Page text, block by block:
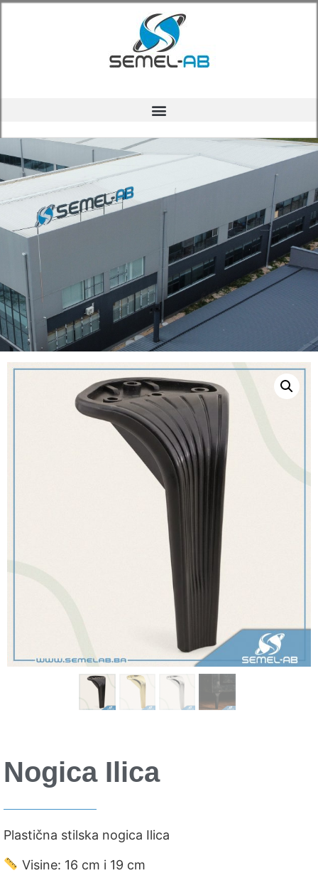
Nogica Ilica
Plastična stilska nogica Ilica
Visine: 16 cm i 19 cm